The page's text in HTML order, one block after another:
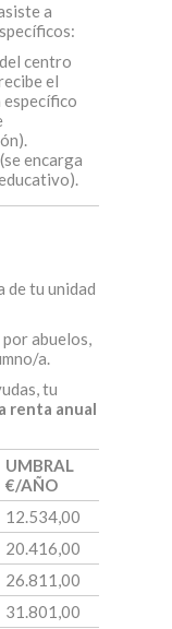
a
centro
el
encarga
de tu unidad
abuelos,
a.
tu
renta anual
UMBRAL
€/AÑO
12.534,00
20.416,00
26.811,00
31.801,00